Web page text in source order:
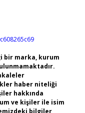
bir marka, kurum
haber niteliği
hakkında
ve kişiler ile isim
bilgiler